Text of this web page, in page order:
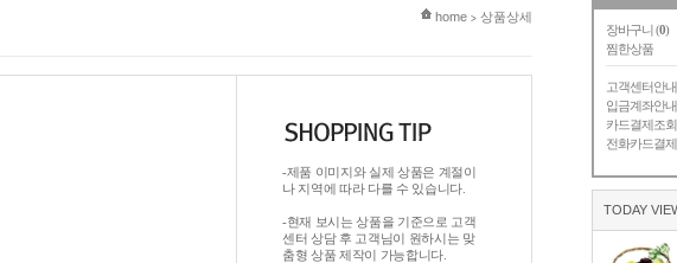
장바구니 (0)
찜한상품
고객센터안내
입금계좌안내
카드결제조회
전화카드결제
TODAY
현재 위치
home > 상품상세
-제품 이미지와 실제 상품은 계절이
나 지역에 따라 다를 수 있습니다.
-현재 보시는 상품을 기준으로 고객
센터 상담 후 고객님이 원하시는 맞
춤형 상품 제작이 가능합니다.